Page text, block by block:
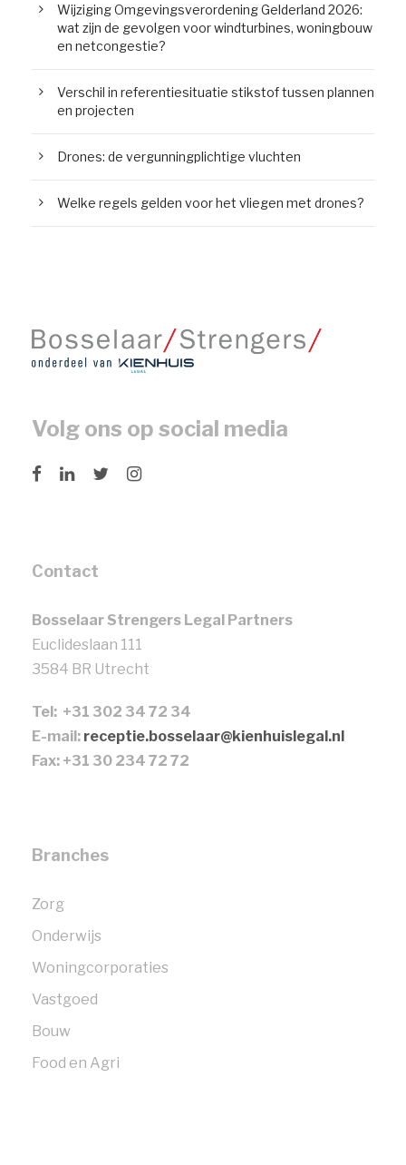
Wijziging Omgevingsverordening Gelderland 2026:
wat zijn de gevolgen voor windturbines, woningbouw
en netcongestie?
Verschil in referentiesituatie stikstof tussen plannen
en projecten
Drones: de vergunningplichtige vluchten
Welke regels gelden voor het vliegen met drones?
Volg ons op social media
Contact
Bosselaar Strengers Legal Partners
Euclideslaan 111
3584 BR Utrecht
Tel: +31 302 34 72 34
E-mail: receptie.bosselaar@kienhuislegal.nl
Fax: +31 30 234 72 72
Branches
Zorg
Onderwijs
Woningcorporaties
Vastgoed
Bouw
Food en Agri